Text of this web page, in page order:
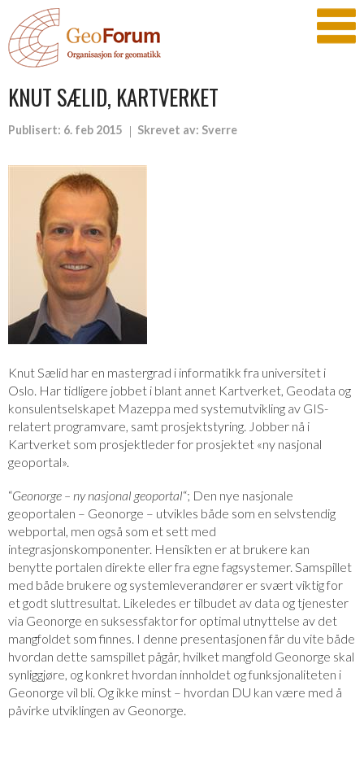
KNUT SÆLID, KARTVERKET
Publisert: 6. feb 2015 Skrevet av: Sverre
Knut Sælid har en mastergrad i informatikk fra universitet i
Oslo. Har tidligere jobbet i blant annet Kartverket, Geodata og
konsulentselskapet Mazeppa med systemutvikling av GIS-
relatert programvare, samt prosjektstyring. Jobber nå i
Kartverket som prosjektleder for prosjektet «ny nasjonal
geoportal».
“Geonorge – ny nasjonal geoportal“; Den nye nasjonale
geoportalen – Geonorge – utvikles både som en selvstendig
webportal, men også som et sett med
integrasjonskomponenter. Hensikten er at brukere kan
benytte portalen direkte eller fra egne fagsystemer. Samspillet
med både brukere og systemleverandører er svært viktig for
et godt sluttresultat. Likeledes er tilbudet av data og tjenester
via Geonorge en suksessfaktor for optimal utnyttelse av det
mangfoldet som finnes. I denne presentasjonen får du vite både
hvordan dette samspillet pågår, hvilket mangfold Geonorge skal
synliggjøre, og konkret hvordan innholdet og funksjonaliteten i
Geonorge vil bli. Og ikke minst – hvordan DU kan være med å
påvirke utviklingen av Geonorge.